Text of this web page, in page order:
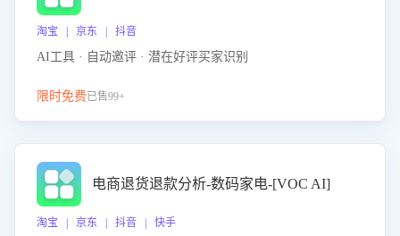
淘宝 | 京东 | 抖音
AI工具 · 自动邀评 · 潜在好评买家识别
限时免费已售99+
电商退货退款分析-数码家电-[VOC AI]
淘宝 | 京东 | 抖音 | 快手